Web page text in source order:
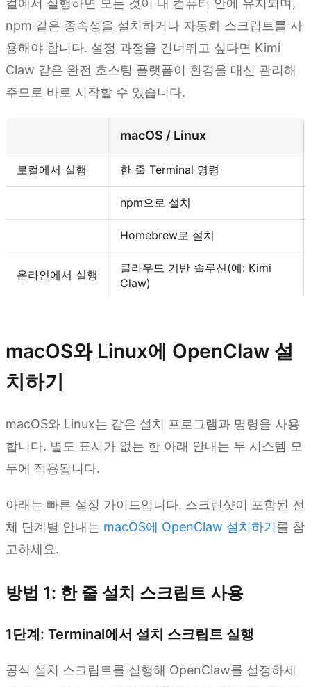
컬에서 실행하면 모든 것이 내 컴퓨터 안에 유지되며,
npm 같은 종속성을 설치하거나 자동화 스크립트를 사
용해야 합니다. 설정 과정을 건너뛰고 싶다면 Kimi
Claw 같은 완전 호스팅 플랫폼이 환경을 대신 관리해
주므로 바로 시작할 수 있습니다.
macOS / Linux
로컬에서 실행 한 줄 Terminal 명령
npm으로 설치
Homebrew로 설치
온라인에서 실행
클라우드 기반 솔루션(예: Kimi
Claw)
macOS와 Linux에 OpenClaw 설
치하기
macOS와 Linux는 같은 설치 프로그램과 명령을 사용
합니다. 별도 표시가 없는 한 아래 안내는 두 시스템 모
두에 적용됩니다.
아래는 빠른 설정 가이드입니다. 스크린샷이 포함된 전
체 단계별 안내는 macOS에 OpenClaw 설치하기를 참
고하세요.
방법 1: 한 줄 설치 스크립트 사용
1단계: Terminal에서 설치 스크립트 실행
공식 설치 스크립트를 실행해 OpenClaw를 설정하세